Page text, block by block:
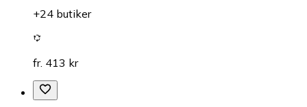
+24 butiker
fr. 413 kr